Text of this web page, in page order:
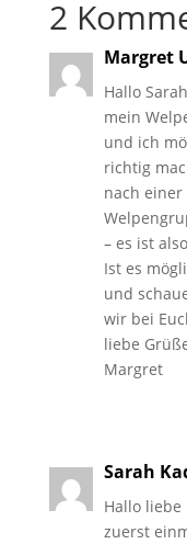
2
Margret
Hallo
mein
und ich
richtig
nach
– es ist
Ist es
und
wir bei
liebe
Margret
Sarah
Hallo liebe
zuerst